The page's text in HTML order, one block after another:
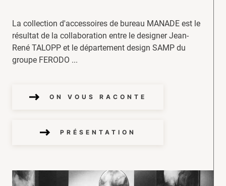
La collection d'accessoires de bureau MANADE est le
résultat de la collaboration entre le designer Jean-
René TALOPP et le département design SAMP du
groupe FERODO ...
ON VOUS RACONTE
PRÉSENTATION